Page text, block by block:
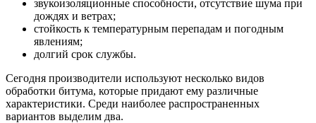
звукоизоляционные способности, отсутствие шума при
дождях и ветрах;
стойкость к температурным перепадам и погодным
явлениям;
долгий срок службы.
Сегодня производители используют несколько видов
обработки битума, которые придают ему различные
характеристики. Среди наиболее распространенных
вариантов выделим два.